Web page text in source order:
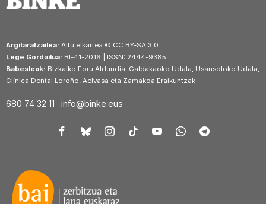
Argitaratzailea: Aitu elkartea © CC BY-SA 3.0
Lege Gordailua: BI-41-2016 | ISSN: 2444-9385
Babesleak: Bizkaiko Foru Aldundia, Galdakaoko Udala, Usansoloko Udala,
Clínica Dental Loroño, Aelvasa eta Zamakoa Eraikuntzak
680 74 32 11 · info@binke.eus